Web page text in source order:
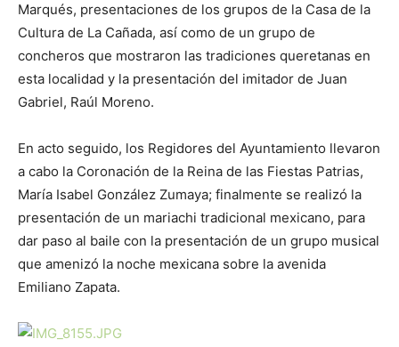
Marqués, presentaciones de los grupos de la Casa de la
Cultura de La Cañada, así como de un grupo de
concheros que mostraron las tradiciones queretanas en
esta localidad y la presentación del imitador de Juan
Gabriel, Raúl Moreno.
En acto seguido, los Regidores del Ayuntamiento llevaron
a cabo la Coronación de la Reina de las Fiestas Patrias,
María Isabel González Zumaya; finalmente se realizó la
presentación de un mariachi tradicional mexicano, para
dar paso al baile con la presentación de un grupo musical
que amenizó la noche mexicana sobre la avenida
Emiliano Zapata.